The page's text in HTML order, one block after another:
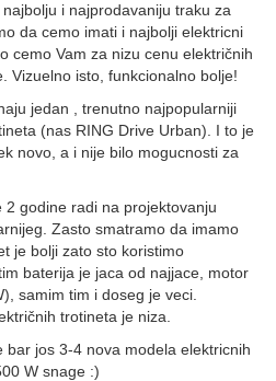
i najprodavaniju traku za
da cemo imati i najbolji elektricni
cemo Vam za nizu cenu električnih
Vizuelno isto, funkcionalno bolje!
jedan , trenutno najpopularniji
(nas RING Drive Urban). I to je
novo, a i nije bilo mogucnosti za
2 godine radi na projektovanju
Zasto smatramo da imamo
je bolji zato sto koristimo
baterija je jaca od najjace, motor
samim tim i doseg je veci.
trotineta je niza.
bar jos 3-4 nova modela elektricnih
W snage :)